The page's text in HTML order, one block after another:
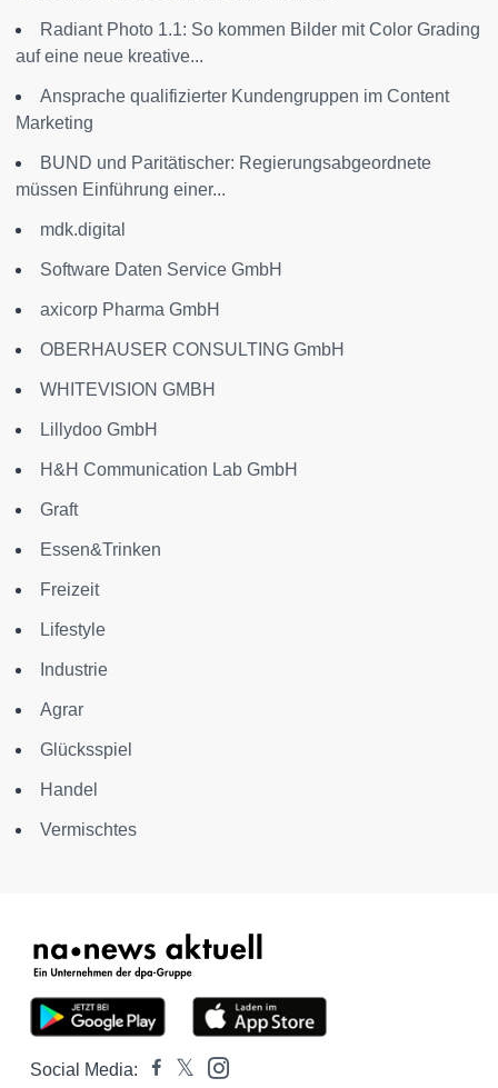
Radiant Photo 1.1: So kommen Bilder mit Color Grading
auf eine neue kreative...
Ansprache qualifizierter Kundengruppen im Content
Marketing
BUND und Paritätischer: Regierungsabgeordnete
müssen Einführung einer...
mdk.digital
Software Daten Service GmbH
axicorp Pharma GmbH
OBERHAUSER CONSULTING GmbH
WHITEVISION GMBH
Lillydoo GmbH
H&H Communication Lab GmbH
Graft
Essen&Trinken
Freizeit
Lifestyle
Industrie
Agrar
Glücksspiel
Handel
Vermischtes
Social Media: